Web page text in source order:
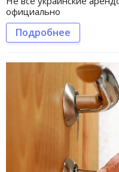
официально
Подробнее